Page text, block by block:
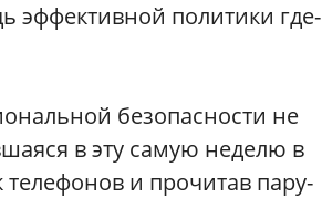
эффективной политики где-
безопасности не
в эту самую неделю в
и прочитав пару-